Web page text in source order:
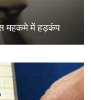
महकमे में हड़कंप